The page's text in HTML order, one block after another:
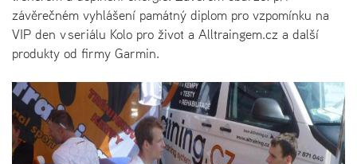
závěrečném vyhlášení památný diplom pro vzpomínku na
VIP den v seriálu Kolo pro život a Alltraingem.cz a další
produkty od firmy Garmin.